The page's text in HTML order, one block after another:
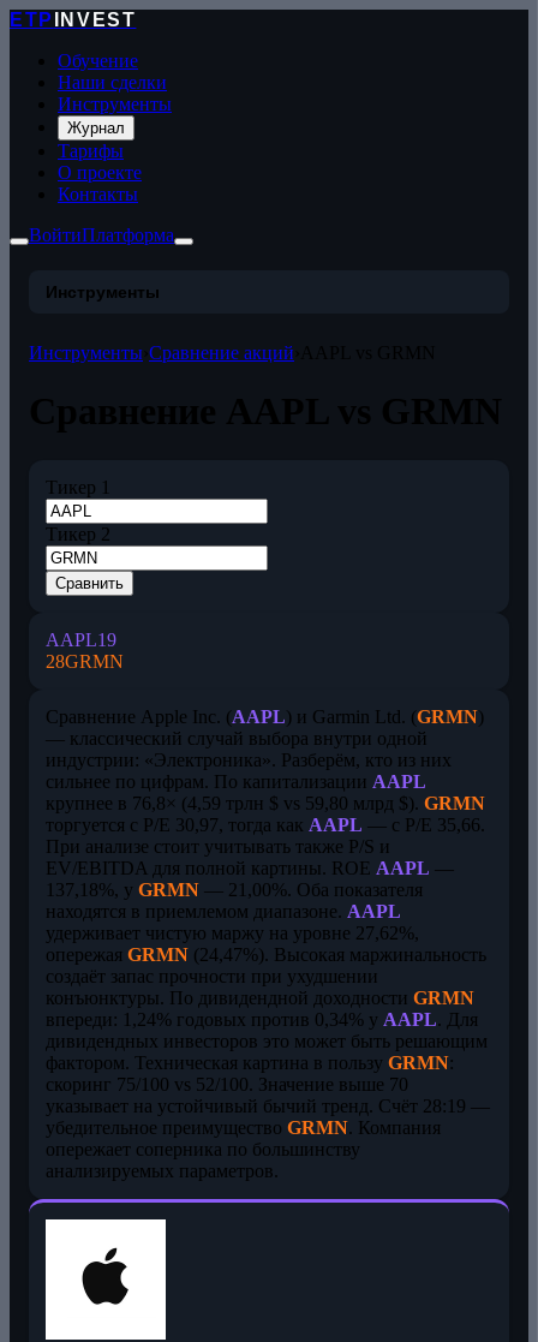
ETP
INVEST
Обучение
Наши сделки
Инструменты
Журнал
Тарифы
О проекте
Контакты
ВойтиПлатформа
Инструменты
Инструменты Сравнение акций
Тикер 1
Тикер 2
Сравнить
AAPL19
28GRMN
Сравнение Apple Inc. (AAPL) и Garmin Ltd. (GRMN)
— классический случай выбора внутри одной
индустрии: «Электроника». Разберём, кто из них
сильнее по цифрам. По капитализации AAPL
крупнее в 76,8× (4,59 трлн $ vs 59,80 млрд $). GRMN
торгуется с P/E 30,97, тогда как AAPL — с P/E 35,66.
При анализе стоит учитывать также P/S и
EV/EBITDA для полной картины. ROE AAPL —
137,18%, у GRMN — 21,00%. Оба показателя
находятся в приемлемом диапазоне. AAPL
удерживает чистую маржу на уровне 27,62%,
опережая GRMN (24,47%). Высокая маржинальность
создаёт запас прочности при ухудшении
конъюнктуры. По дивидендной доходности GRMN
впереди: 1,24% годовых против 0,34% у AAPL. Для
дивидендных инвесторов это может быть решающим
фактором. Техническая картина в пользу GRMN:
скоринг 75/100 vs 52/100. Значение выше 70
указывает на устойчивый бычий тренд. Счёт 28:19 —
убедительное преимущество GRMN. Компания
опережает соперника по большинству
анализируемых параметров.